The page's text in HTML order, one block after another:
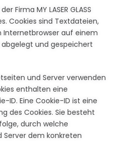
Firma MY LASER GLASS
Cookies sind Textdateien,
Internetbrowser auf einem
und gespeichert
und Server verwenden
enthalten eine
ID. Eine Cookie-ID ist eine
des Cookies. Sie besteht
durch welche
dem konkreten